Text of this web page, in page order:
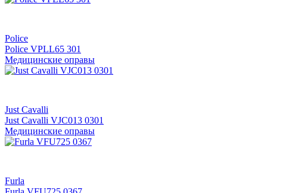
Police
Police VPLL65 301
Медицинские оправы
Just Cavalli
Just Cavalli VJC013 0301
Медицинские оправы
Furla